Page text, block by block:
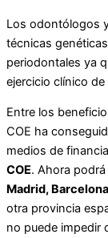
Los odontólogos
técnicas
periodontales ya
ejercicio clínico
Entre los
COE ha
medios de
COE. Ahora
Madrid,
otra provincia
no puede impedir